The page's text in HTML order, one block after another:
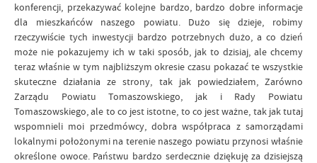
konferencji, przekazywać kolejne bardzo, bardzo dobre informacje
dla mieszkańców naszego powiatu. Dużo się dzieje, robimy
rzeczywiście tych inwestycji bardzo potrzebnych dużo, a co dzień
może nie pokazujemy ich w taki sposób, jak to dzisiaj, ale chcemy
teraz właśnie w tym najbliższym okresie czasu pokazać te wszystkie
skuteczne działania ze strony, tak jak powiedziałem, Zarówno
Zarządu Powiatu Tomaszowskiego, jak i Rady Powiatu
Tomaszowskiego, ale to co jest istotne, to co jest ważne, tak jak tutaj
wspomnieli moi przedmówcy, dobra współpraca z samorządami
lokalnymi położonymi na terenie naszego powiatu przynosi właśnie
określone owoce. Państwu bardzo serdecznie dziękuję za dzisiejszą